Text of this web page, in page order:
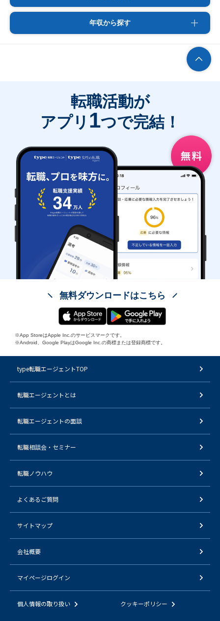
年収から探す
転職活動が
アプリ 1つで完結！
無料ダウンロードはこちら
※App StoreはApple Inc.のサービスマークです。
※Android、Google PlayはGoogle Inc.の商標または登録商標です。
type転職エージェントTOP
転職エージェントとは
転職エージェントの面談
転職相談会・セミナー
転職ノウハウ
よくあるご質問
サイトマップ
会社概要
マイページログイン
個人情報の取り扱い クッキーポリシー